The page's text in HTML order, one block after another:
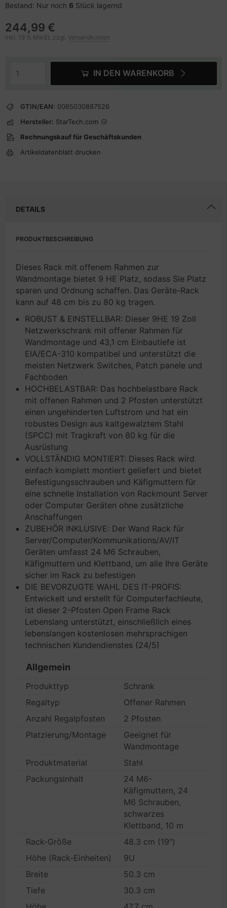
Bestand: Nur noch 6 Stück lagernd
244,99 €
inkl. 19 % MwSt. zzgl. Versandkosten
IN DEN WARENKORB
GTIN/EAN: 0065030887526
Hersteller: StarTech.com
Rechnungskauf für Geschäftskunden
Artikeldatenblatt drucken
DETAILS
PRODUKTBESCHREIBUNG
Dieses Rack mit offenem Rahmen zur
Wandmontage bietet 9 HE Platz, sodass Sie Platz
sparen und Ordnung schaffen. Das Geräte-Rack
kann auf 48 cm bis zu 80 kg tragen.
ROBUST & EINSTELLBAR: Dieser 9HE 19 Zoll
Netzwerkschrank mit offener Rahmen für
Wandmontage und 43,1 cm Einbautiefe ist
EIA/ECA-310 kompatibel und unterstützt die
meisten Netzwerk Switches, Patch panele und
Fachboden
HOCHBELASTBAR: Das hochbelastbare Rack
mit offenen Rahmen und 2 Pfosten unterstützt
einen ungehinderten Luftstrom und hat ein
robustes Design aus kaltgewalztem Stahl
(SPCC) mit Tragkraft von 80 kg für die
Ausrüstung
VOLLSTÄNDIG MONTIERT: Dieses Rack wird
einfach komplett montiert geliefert und bietet
Befestigungsschrauben und Käfigmuttern für
eine schnelle Installation von Rackmount Server
oder Computer Geräten ohne zusätzliche
Anschaffungen
ZUBEHÖR INKLUSIVE: Der Wand Rack für
Server/Computer/Kommunikations/AV/IT
Geräten umfasst 24 M6 Schrauben,
Käfigmuttern und Klettband, um alle Ihre Geräte
sicher im Rack zu befestigen
DIE BEVORZUGTE WAHL DES IT-PROFIS:
Entwickelt und erstellt für Computerfachleute,
ist dieser 2-Pfosten Open Frame Rack
Lebenslang unterstützt, einschließlich eines
lebenslangen kostenlosen mehrsprachigen
technischen Kundendienstes (24/5)
Allgemein
Produkttyp
Schrank
Regaltyp
Offener Rahmen
Anzahl Regalpfosten
2 Pfosten
Platzierung/Montage
Geeignet für
Wandmontage
Produktmaterial
Stahl
Packungsinhalt
24 M6-
Käfigmuttern, 24
M6 Schrauben,
schwarzes
Klettband, 10 m
Rack-Größe
48.3 cm (19")
Höhe (Rack-Einheiten)
9U
Breite
50.3 cm
Tiefe
30.3 cm